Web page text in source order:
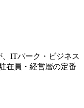
ITパーク・ビジネス
在員・経営層の定番